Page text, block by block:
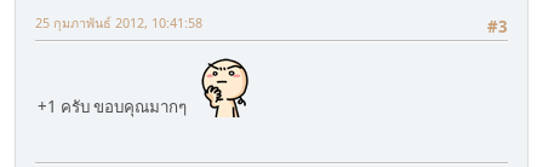
#3
25 กุมภาพันธ์ 2012, 10:41:58
+1 ครับ ขอบคุณมากๆ